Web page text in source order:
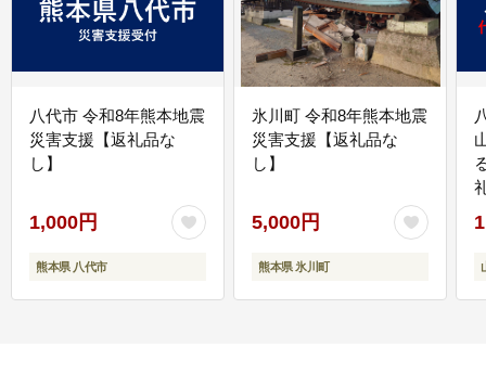
八代市 令和8年熊本地震
災害支援【返礼品な
し】
1,000円
熊本県 八代市
氷川町 令和8年熊本地震
災害支援【返礼品な
し】
5,000円
熊本県 氷川町